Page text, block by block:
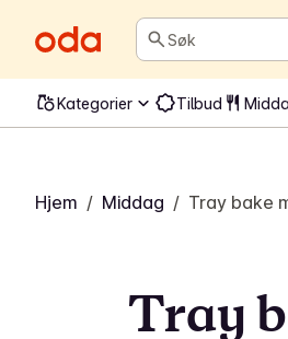
Søk
Kategorier Tilbud
Hjem / Middag / Tray bake
Tray